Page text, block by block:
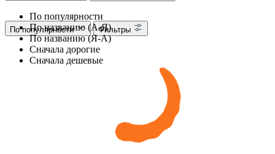
По популярности
По названию (А-Я)
По названию (Я-А)
Сначала дорогие
Сначала дешевые
По популярности Фильтры